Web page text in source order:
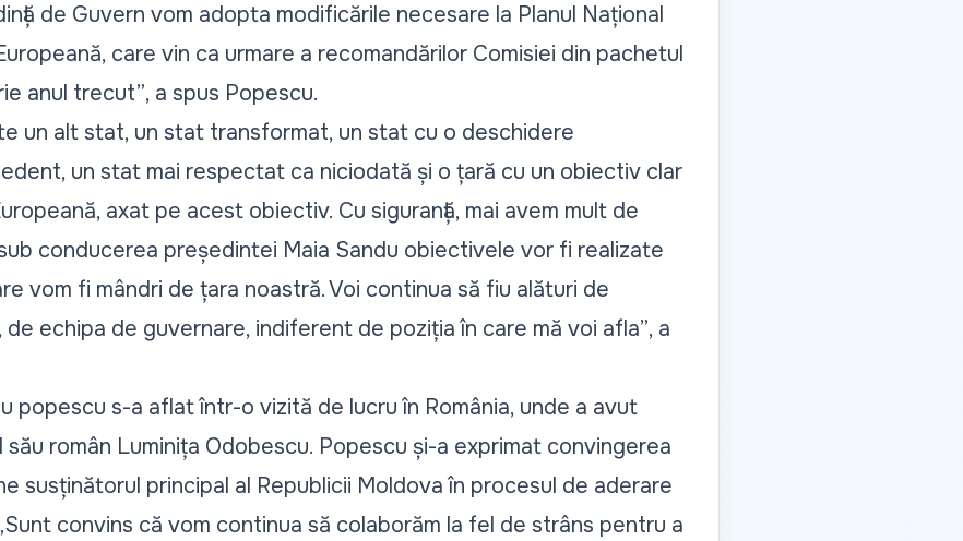
de Guvern vom adopta modificările necesare la Planul Național
care vin ca urmare a recomandărilor Comisiei din pachetul
anul trecut”, a spus Popescu.
un alt stat, un stat transformat, un stat cu o deschidere
un stat mai respectat ca niciodată și o țară cu un obiectiv clar
axat pe acest obiectiv. Cu siguranță, mai avem mult de
conducerea președintei Maia Sandu obiectivele vor fi realizate
vom fi mândri de țara noastră. Voi continua să fiu alături de
echipa de guvernare, indiferent de poziția în care mă voi afla”, a
popescu s-a aflat într-o vizită de lucru în România, unde a avut
român Luminița Odobescu. Popescu și-a exprimat convingerea
susținătorul principal al Republicii Moldova în procesul de aderare
convins că vom continua să colaborăm la fel de strâns pentru a